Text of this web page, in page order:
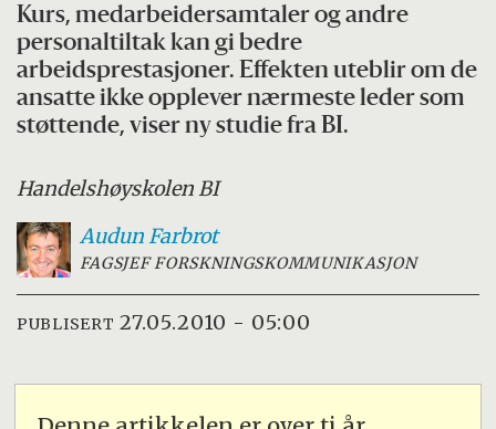
Kurs, medarbeidersamtaler og andre
personaltiltak kan gi bedre
arbeidsprestasjoner. Effekten uteblir om de
ansatte ikke opplever nærmeste leder som
støttende, viser ny studie fra BI.
Handelshøyskolen BI
Audun Farbrot
FAGSJEF FORSKNINGSKOMMUNIKASJON
PUBLISERT 27.05.2010 - 05:00